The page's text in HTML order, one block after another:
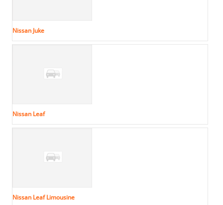
Nissan Juke
Nissan Leaf
Nissan Leaf Limousine